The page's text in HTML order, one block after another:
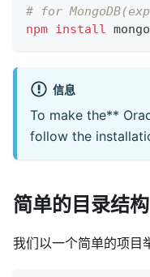
# for
npm install
信息
To make the**
follow the
简单的目录结构
我们以一个简单的项目